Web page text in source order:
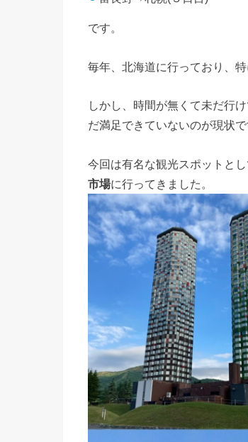
です。
毎年、北海道に行っており、
しかし、時間が無くて未だ行
だ満足できていないのが現状で
今回は有名な観光スポットとし
市場に行ってきました。